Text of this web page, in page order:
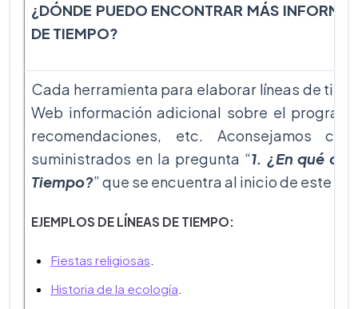
¿DÓNDE PUEDO ENCONTRAR MÁS
DE TIEMPO?
Cada herramienta para elaborar líneas de
Web información adicional sobre el
recomendaciones, etc. Aconsejamos
suministrados en la pregunta “1. ¿En qué
Tiempo?” que se encuentra al inicio de este
EJEMPLOS DE LÍNEAS DE TIEMPO:
Fiestas religiosas.
Historia de la ecología.